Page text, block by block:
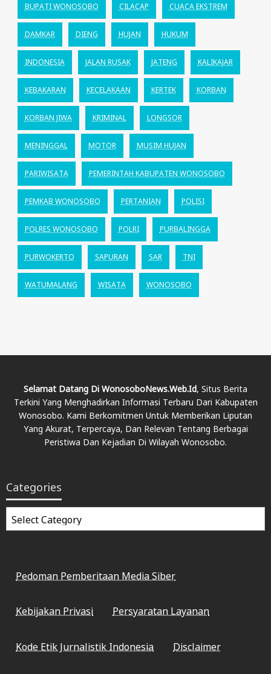
BUPATI WONOSOBO CILACAP CUACA EKSTREM
DAMKAR DIENG HUJAN HUKUM
INDONESIA JALAN RUSAK JATENG KALIKAJAR
KEBAKARAN KECELAKAAN KERTEK KORBAN
KORBAN JIWA KRIMINAL LONGSOR
MENINGGAL MOTOR MUSIM HUJAN
PARIWISATA PEMERINTAH KABUPATEN WONOSOBO
PEMKAB WONOSOBO PERTANIAN POLISI
POLRES WONOSOBO POLRI PURBALINGGA
PURWOKERTO SAPURAN SAR TNI
WATUMALANG WISATA WONOSOBO
Selamat Datang Di WonosoboNews.web.id, Situs Berita
Terkini Yang Menghadirkan Informasi Terbaru Dari Kabupaten
Wonosobo. Kami Berkomitmen Untuk Memberikan Liputan
Yang Akurat, Terpercaya, Dan Relevan Tentang Berbagai
Peristiwa Dan Kejadian Di Wilayah Wonosobo.
Categories
Categories
Pedoman Pemberitaan Media Siber
Kebijakan Privasi Persyaratan Layanan
Kode Etik Jurnalistik Indonesia Disclaimer